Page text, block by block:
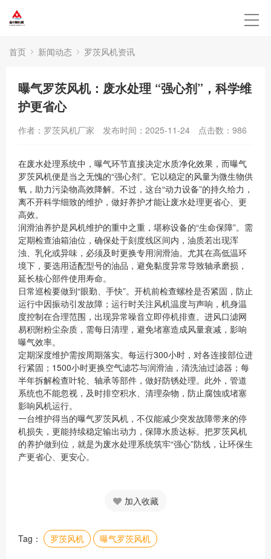
首页 新闻动态 罗茨风机资讯
曝气罗茨风机：废水处理 “强心剂”，科学维
护更省心
作者：罗茨风机厂家 发布时间：2025-11-24 点击数： 986
在废水处理系统中，曝气环节直接决定水质净化效果，而曝气
罗茨风机便是当之无愧的“强心剂”。它以稳定的风量为微生物供
氧，助力污染物高效降解。不过，这台“动力设备”的持久给力，
离不开科学细致的维护，做好养护才能让废水处理更省心、更
高效。
润滑油养护是风机维护的重中之重，堪称设备的“生命保障”。需
定期检查油箱油位，确保处于刻度线区间内，油质若出现浑
浊、乳化或异味，必须及时更换专用润滑油。尤其在高低温环
境下，要选用适配型号的油品，避免黏度异常导致轴承磨损，
延长核心部件使用寿命。
日常巡检要做到“眼勤、手快”。开机前检查螺栓是否紧固，防止
运行中因振动引发故障；运行时关注风机温度与声响，机身温
度控制在合理范围，出现异常噪音立即停机排查。进风口滤网
易积附粉尘杂质，需每日清理，避免堵塞造成风量衰减，影响
曝气效率。
定期深度维护需按周期落实。每运行300小时，对各连接部位进
行紧固；1500小时更换空气滤芯与润滑油，清洗油过滤器；每
半年拆解检查叶轮、轴承等部件，做好防锈处理。此外，管道
系统也不能忽视，及时排空积水、清理杂物，防止腐蚀或堵塞
影响风机运行。
一台维护得当的曝气罗茨风机，不仅能减少突发故障带来的停
机损失，更能持续稳定输出动力，保障水质达标。把罗茨风机
的养护做到位，就是为废水处理系统筑牢“强心”防线，让环保生
产更省心、更安心。
加入收藏
Tag： 罗茨风机 曝气罗茨风机